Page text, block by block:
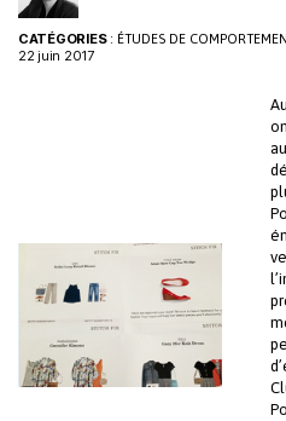
CATÉGORIES: ÉTUDES DE
22 juin 2017